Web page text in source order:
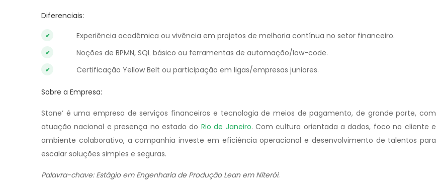
Diferenciais:
Experiência acadêmica ou vivência em projetos de melhoria contínua no setor financeiro.
Noções de BPMN, SQL básico ou ferramentas de automação/low-code.
Certificação Yellow Belt ou participação em ligas/empresas juniores.
Sobre a Empresa:
Stone’ é uma empresa de serviços financeiros e tecnologia de meios de pagamento, de grande porte, com
atuação nacional e presença no estado do Rio de Janeiro. Com cultura orientada a dados, foco no cliente e
ambiente colaborativo, a companhia investe em eficiência operacional e desenvolvimento de talentos para
escalar soluções simples e seguras.
Palavra-chave: Estágio em Engenharia de Produção Lean em Niterói.